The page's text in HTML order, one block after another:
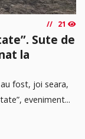
21
Sute de
la
fost, joi seara,
eveniment...